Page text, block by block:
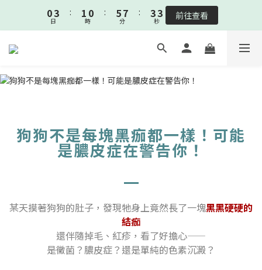
🎉新客下單即贈新客見面禮-沐浴清耳組🎉
03
2
日
:
1
0
0
時
:
5
4
0
7
6
2
分
:
3
2
2
1
秒 前往查看
🎉新客下單即贈新客見面禮-沐浴清耳組🎉
狗狗不是每塊黑痂都一樣！可能
是膿皮症在警告你！
某天摸著狗狗的肚子，發現牠身上竟然長了一塊黑黑硬硬的
結痂
還伴隨掉毛、紅疹，看了好擔心——
是黴菌？膿皮症？還是單純的色素沉澱？